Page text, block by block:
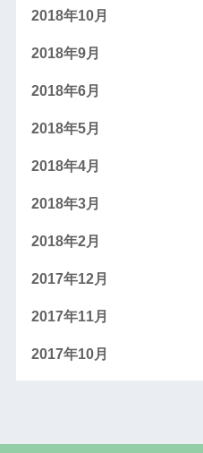
2018年10月
2018年9月
2018年6月
2018年5月
2018年4月
2018年3月
2018年2月
2017年12月
2017年11月
2017年10月